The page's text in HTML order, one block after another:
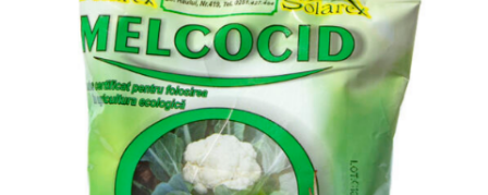
Incubatoare
Accesorii
Hrana (furaje)
Găini şi alte păsări
Adăpători